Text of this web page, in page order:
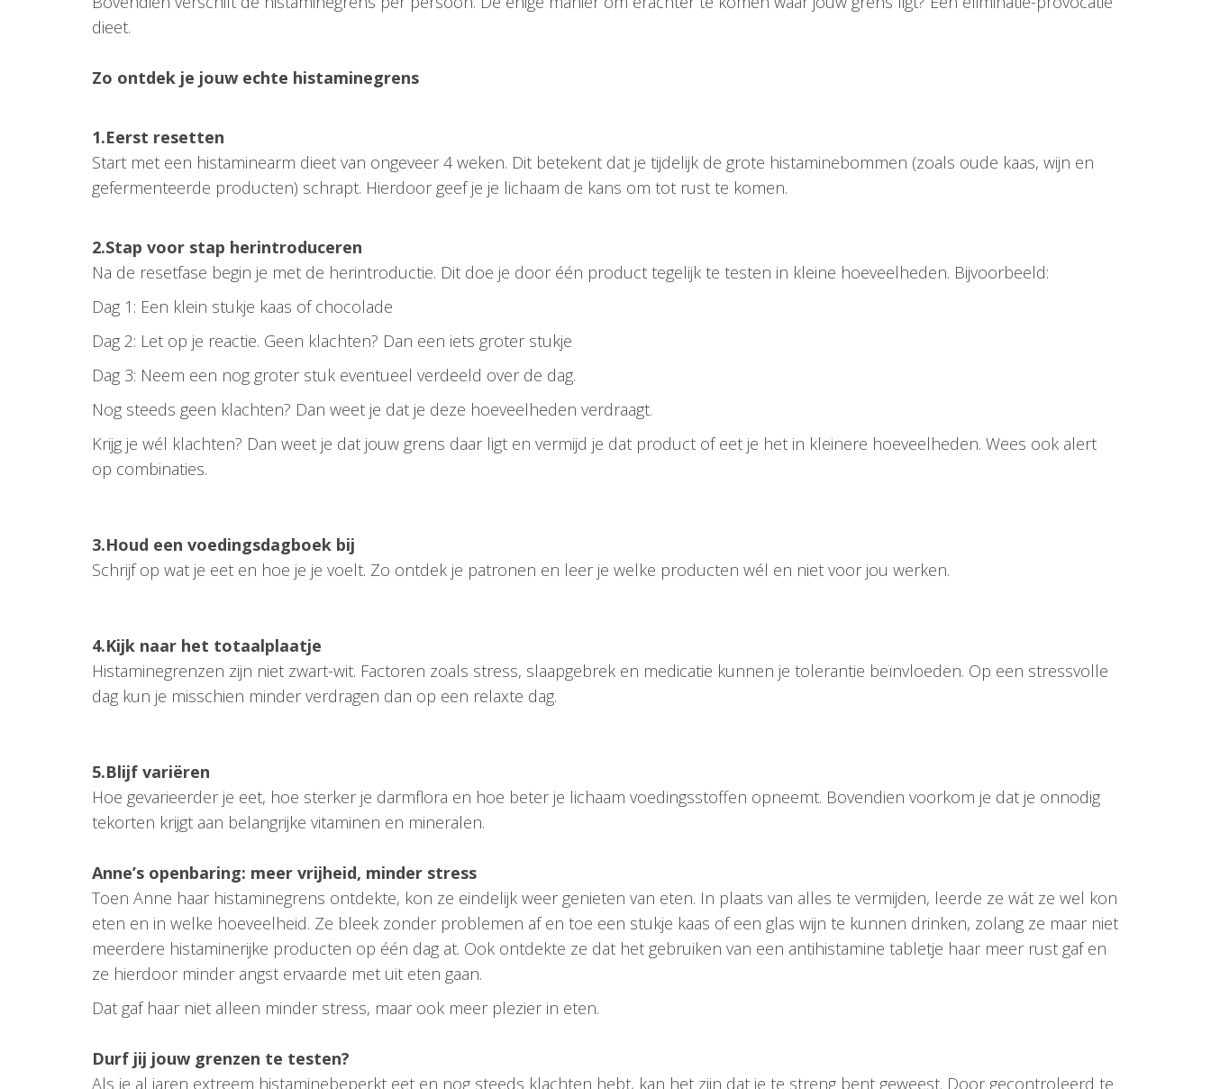
dieet.
Zo ontdek je jouw echte histaminegrens
1.Eerst resetten
Start met een histaminearm dieet van ongeveer 4 weken. Dit betekent dat je tijdelijk de grote histaminebommen (zoals oude kaas, wijn en
gefermenteerde producten) schrapt. Hierdoor geef je je lichaam de kans om tot rust te komen.
2.Stap voor stap herintroduceren
Na de resetfase begin je met de herintroductie. Dit doe je door één product tegelijk te testen in kleine hoeveelheden. Bijvoorbeeld:
Dag 1: Een klein stukje kaas of chocolade
Dag 2: Let op je reactie. Geen klachten? Dan een iets groter stukje
Dag 3: Neem een nog groter stuk eventueel verdeeld over de dag.
Nog steeds geen klachten? Dan weet je dat je deze hoeveelheden verdraagt.
Krijg je wél klachten? Dan weet je dat jouw grens daar ligt en vermijd je dat product of eet je het in kleinere hoeveelheden. Wees ook alert
op combinaties.
3.Houd een voedingsdagboek bij
Schrijf op wat je eet en hoe je je voelt. Zo ontdek je patronen en leer je welke producten wél en niet voor jou werken.
4.Kijk naar het totaalplaatje
Histaminegrenzen zijn niet zwart-wit. Factoren zoals stress, slaapgebrek en medicatie kunnen je tolerantie beïnvloeden. Op een stressvolle
dag kun je misschien minder verdragen dan op een relaxte dag.
5.Blijf variëren
Hoe gevarieerder je eet, hoe sterker je darmflora en hoe beter je lichaam voedingsstoffen opneemt. Bovendien voorkom je dat je onnodig
tekorten krijgt aan belangrijke vitaminen en mineralen.
Anne’s openbaring: meer vrijheid, minder stress
Toen Anne haar histaminegrens ontdekte, kon ze eindelijk weer genieten van eten. In plaats van alles te vermijden, leerde ze wát ze wel kon
eten en in welke hoeveelheid. Ze bleek zonder problemen af en toe een stukje kaas of een glas wijn te kunnen drinken, zolang ze maar niet
meerdere histaminerijke producten op één dag at. Ook ontdekte ze dat het gebruiken van een antihistamine tabletje haar meer rust gaf en
ze hierdoor minder angst ervaarde met uit eten gaan.
Dat gaf haar niet alleen minder stress, maar ook meer plezier in eten.
Durf jij jouw grenzen te testen?
Als je al jaren extreem histaminebeperkt eet en nog steeds klachten hebt, kan het zijn dat je te streng bent geweest. Door gecontroleerd te